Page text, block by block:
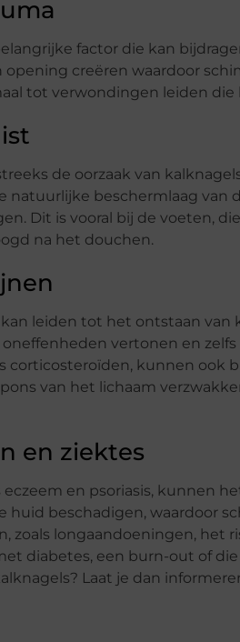
factor die kan
opening creëren waardoor
tot verwondingen leiden die
de oorzaak van
natuurlijke beschermlaag van
Dit is vooral bij de voeten,
na het douchen.
leiden tot het ontstaan van
vertonen en
corticosteroïden, kunnen ook
van het lichaam
en ziektes
en psoriasis, kunnen
huid beschadigen, waardoor
zoals longaandoeningen, het
diabetes, een burn-out of
Laat je dan